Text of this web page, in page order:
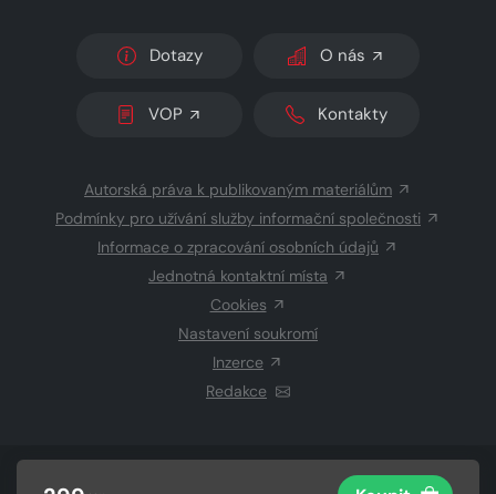
Dotazy O nás
VOP Kontakty
Autorská práva k publikovaným materiálům
Podmínky pro užívání služby informační společnosti
Informace o zpracování osobních údajů
Jednotná kontaktní místa
Cookies
Nastavení soukromí
Inzerce
Redakce
CZECH NEWS CENTER a.s.a dodavatelé